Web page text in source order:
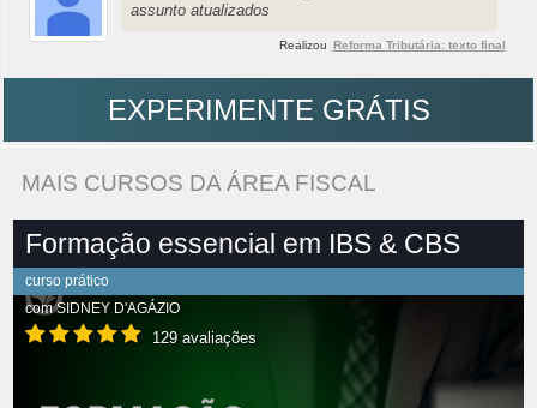
assunto atualizados
Realizou Reforma Tributária: texto final
EXPERIMENTE GRÁTIS
MAIS CURSOS DA ÁREA FISCAL
Formação essencial em IBS & CBS
curso prático
comSIDNEY D'AGÁZIO
129 avaliações